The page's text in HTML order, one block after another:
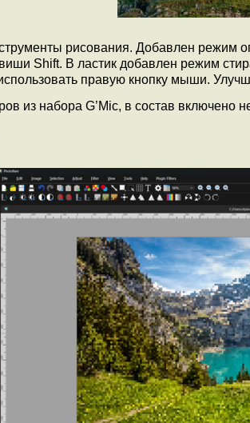
рисования. Добавлен режим
Shift. В ластик добавлен режим
правую кнопку мыши.
из набора G’Mic, в состав включено